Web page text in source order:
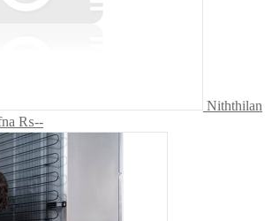
Niththilan
₨--